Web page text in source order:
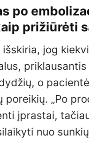
po
prižiūrėti
jog
priklausantis
o
„Po
įprastai,
nuo